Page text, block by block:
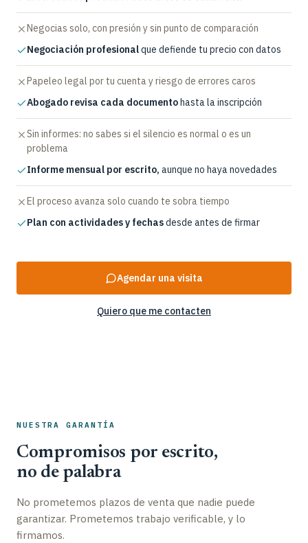
Negocias solo, con presión y sin punto de comparación
Negociación profesionalque defiende tu precio con datos
Papeleo legal por tu cuenta y riesgo de errores caros
Abogado revisa cada documentohasta la inscripción
Sin informes: no sabes si el silencio es normal o es un
problema
Informe mensual por escrito, aunque no haya novedades
El proceso avanza solo cuando te sobra tiempo
Plan con actividades y fechasdesde antes de firmar
Agendar una visita
Quiero que me contacten
NUESTRA GARANTÍA
Compromisos por escrito,
no de palabra
No prometemos plazos de venta que nadie puede
garantizar. Prometemos trabajo verificable, y lo
firmamos.